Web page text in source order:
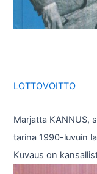
LOTTOVOITTO
Marjatta KANNUS,
tarina 1990-luvuin
Kuvaus on